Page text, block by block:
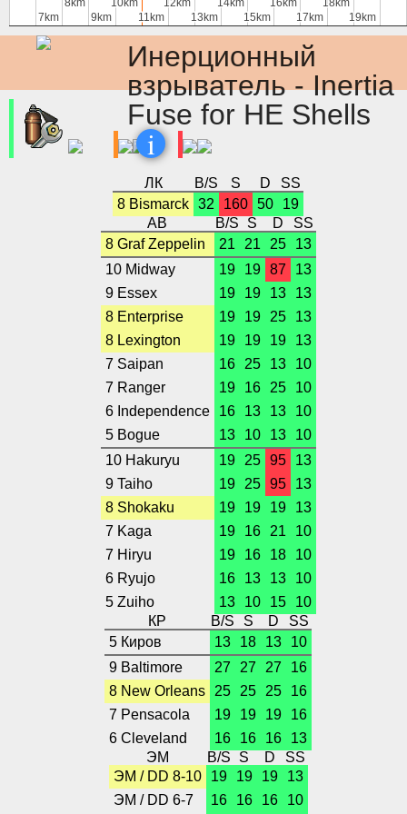
7km
7km
8km
8km
9km
9km
10km
10km
11km
11km
12km
12km
13km
13km
14km
14km
15km
15km
16km
16km
17km
17km
18km
18km
19km
19km
Инерционный
взрыватель - Inertia
Fuse for HE Shells
i
ЛК B/S S D
SS
8 Bismarck 32 160 50
19
АВ
B/S S D
SS
8 Graf Zeppelin
21 21 25
13
10 Midway
19 19 87
13
9 Essex
19 19 13
13
8 Enterprise
19 19 25
13
8 Lexington
19 19 19
13
7 Saipan
16 25 13
10
7 Ranger
19 16 25
10
6 Independence
16 13 13
10
5 Bogue
13 10 13
10
10 Hakuryu
19 25 95
13
9 Taiho
19 25 95
13
8 Shokaku
19 19 19
13
7 Kaga
19 16 21
10
7 Hiryu
19 16 18
10
6 Ryujo
16 13 13
10
5 Zuiho
13 10 15
10
КР
B/S S D
SS
5 Киров
13 18 13
10
9 Baltimore
27 27 27
16
8 New Orleans 25 25 25
16
7 Pensacola
19 19 19
16
6 Cleveland
16 16 16
13
ЭМ
B/S S D
SS
ЭМ / DD 8-10
19 19 19
13
ЭМ / DD 6-7
16 16 16 10